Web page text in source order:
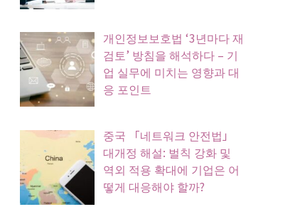
개인정보보호법 ‘3년마다 재
검토’ 방침을 해석하다 – 기
업 실무에 미치는 영향과 대
응 포인트
중국 「네트워크 안전법」
대개정 해설: 벌칙 강화 및
역외 적용 확대에 기업은 어
떻게 대응해야 할까?